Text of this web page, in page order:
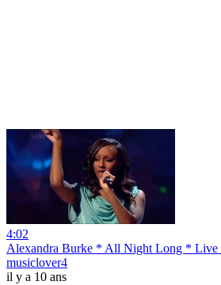
4:02
Alexandra Burke * All Night Long * Live
musiclover4
il y a 10 ans